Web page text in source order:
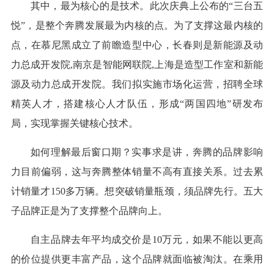
其中，最为核心的是技术。此次庆典上公布的“三台五
悦”，是整个奔腾发展最为内核的点。为了支撑这最内核的
点，在慕尼黑成立了前瞻造型中心，长春则是新能源及动
力总成开发院,南京是智能网联院,上海是造型工作室和新能
源及动力总成开发院。我们拟实施市场化运营，招聘全球
精英人才，搭建核心人才队伍，形成“两国四地”研发布
局，实现掌握关键核心技术。
如何理解最后窗口期？实事求是讲，奔腾的品牌影响
力目前偏弱，这与奔腾整体销量不高有直接关系。过去累
计销量才150多万辆。想突破销量瓶颈，须品牌先行。五大
子品牌正是为了支撑整个品牌向上。
自主品牌去年平均成交价是10万元，如果不能以更高
的价位提供更丰富产品，这个品牌就面临被淘汰。在乘用